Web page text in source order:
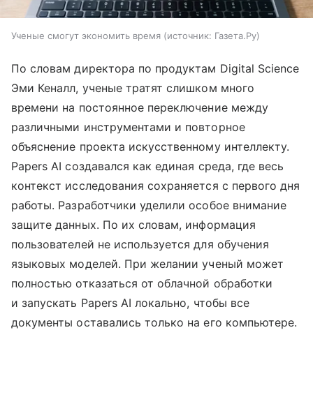
Ученые смогут экономить время источник: Газета.Ру
По словам директора по продуктам Digital Science
Эми Кеналл, ученые тратят слишком много
времени на постоянное переключение между
различными инструментами и повторное
объяснение проекта искусственному интеллекту.
Papers AI создавался как единая среда, где весь
контекст исследования сохраняется с первого дня
работы. Разработчики уделили особое внимание
защите данных. По их словам, информация
пользователей не используется для обучения
языковых моделей. При желании ученый может
полностью отказаться от облачной обработки
и запускать Papers AI локально, чтобы все
документы оставались только на его компьютере.